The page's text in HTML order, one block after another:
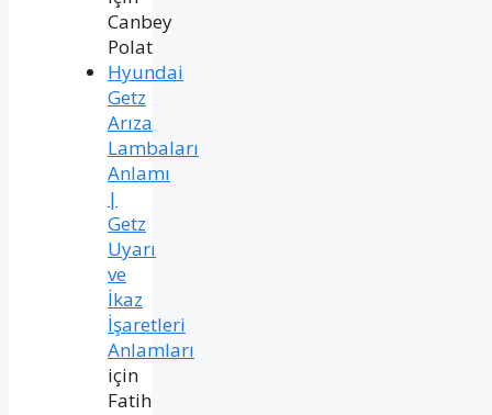
Canbey
Polat
Hyundai
Getz
Arıza
Lambaları
Anlamı
|
Getz
Uyarı
ve
İkaz
İşaretleri
Anlamları
için
Fatih